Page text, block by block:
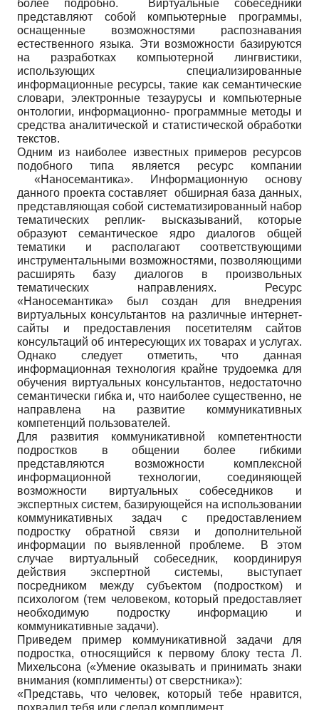
более подробно. Виртуальные собеседники
представляют собой компьютерные программы,
оснащенные возможностями распознавания
естественного языка. Эти возможности базируются
на разработках компьютерной лингвистики,
использующих специализированные
информационные ресурсы, такие как семантические
словари, электронные тезаурусы и компьютерные
онтологии, информационно- программные методы и
средства аналитической и статистической обработки
текстов.
Одним из наиболее известных примеров ресурсов
подобного типа является ресурс компании
«Наносемантика». Информационную основу
данного проекта составляет обширная база данных,
представляющая собой систематизированный набор
тематических реплик- высказываний, которые
образуют семантическое ядро диалогов общей
тематики и располагают соответствующими
инструментальными возможностями, позволяющими
расширять базу диалогов в произвольных
тематических направлениях. Ресурс
«Наносемантика» был создан для внедрения
виртуальных консультантов на различные интернет-
сайты и предоставления посетителям сайтов
консультаций об интересующих их товарах и услугах.
Однако следует отметить, что данная
информационная технология крайне трудоемка для
обучения виртуальных консультантов, недостаточно
семантически гибка и, что наиболее существенно, не
направлена на развитие коммуникативных
компетенций пользователей.
Для развития коммуникативной компетентности
подростков в общении более гибкими
представляются возможности комплексной
информационной технологии, соединяющей
возможности виртуальных собеседников и
экспертных систем, базирующейся на использовании
коммуникативных задач с предоставлением
подростку обратной связи и дополнительной
информации по выявленной проблеме. В этом
случае виртуальный собеседник, координируя
действия экспертной системы, выступает
посредником между субъектом (подростком) и
психологом (тем человеком, который предоставляет
необходимую подростку информацию и
коммуникативные задачи).
Приведем пример коммуникативной задачи для
подростка, относящийся к первому блоку теста Л.
Михельсона («Умение оказывать и принимать знаки
внимания (комплименты) от сверстника»):
«Представь, что человек, который тебе нравится,
похвалил тебя или сделал комплимент.